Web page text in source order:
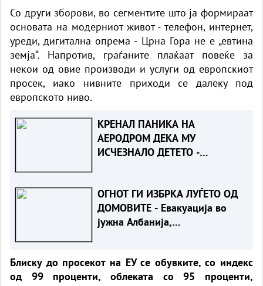
Со други зборови, во сегментите што ја формираат
основата на модерниот живот - телефон, интернет,
уреди, дигитална опрема - Црна Гора не е „евтина
земја“. Напротив, граѓаните плаќаат повеќе за
некои од овие производи и услуги од европскиот
просек, иако нивните приходи се далеку под
европското ниво.
КРЕНАЛ ПАНИКА НА
АЕРОДРОМ ДЕКА МУ
ИСЧЕЗНАЛО ДЕТЕТО -
ОГНОТ ГИ ИЗБРКА ЛУЃЕТО ОД
ДОМОВИТЕ - Евакуација во
јужна Албанија,
Блиску до просекот на ЕУ се обувките, со индекс
од 99 проценти, облеката со 95 проценти,